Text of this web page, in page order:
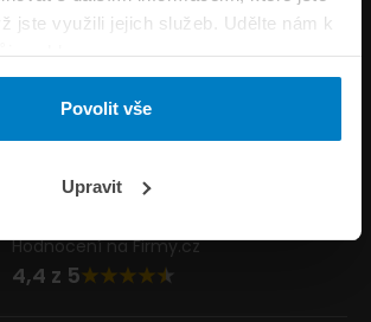
jste využili jejich služeb. Udělte nám k
souhlas.
Povolit vše
Upravit
Napište nám
Hodnocení na Firmy.cz
4,4 z 5